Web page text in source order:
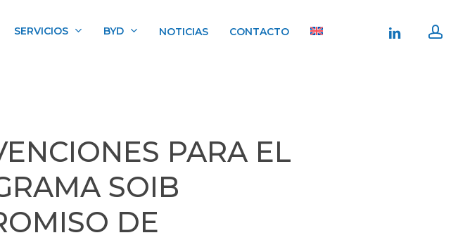
SERVICIOS BYD NOTICIAS CONTACTO linkedin
PARA EL
SOIB
DE